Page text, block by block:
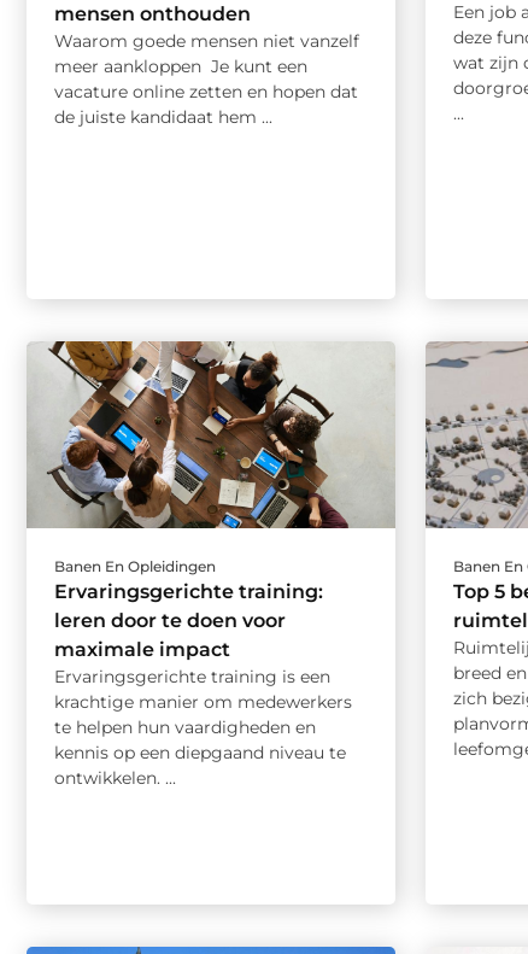
mensen onthouden
Waarom goede mensen niet vanzelf
meer aankloppen Je kunt een
vacature online zetten en hopen dat
de juiste kandidaat hem ...
Een job
deze
wat zijn
...
Banen En Opleidingen
Ervaringsgerichte training:
leren door te doen voor
maximale impact
Ervaringsgerichte training is een
krachtige manier om medewerkers
te helpen hun vaardigheden en
kennis op een diepgaand niveau te
ontwikkelen. ...
Banen
Top 5
breed
zich